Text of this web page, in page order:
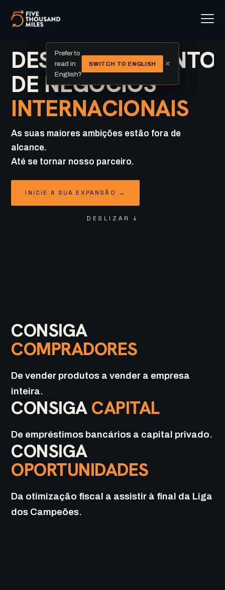
DESENVOLVIMENTO
DE NEGÓCIOS
INTERNACIONAIS
As suas maiores ambições estão fora de
alcance.
Até se tornar nosso parceiro.
INICIE A SUA EXPANSÃO →
DESLIZAR ↓
CONSIGA
COMPRADORES
De vender produtos a vender a empresa
inteira.
CONSIGACAPITAL
De empréstimos bancários a capital privado.
CONSIGA
OPORTUNIDADES
Da otimização fiscal a assistir à final da Liga
dos Campeões.
Prefer to
read in
English?
SWITCH TO ENGLISH ×